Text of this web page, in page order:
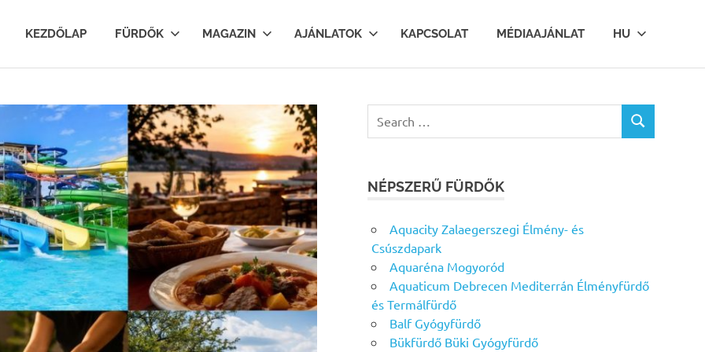
KEZDŐLAP FÜRDŐK MAGAZIN AJÁNLATOK KAPCSOLAT MÉDIAAJÁNLAT HU
for:
SEARCH
NÉPSZERŰ FÜRDŐK
Aquacity Zalaegerszegi Élmény- és
Csúszdapark
Aquaréna Mogyoród
Aquaticum Debrecen Mediterrán Élményfürdő
és Termálfürdő
Balf Gyógyfürdő
Bükfürdő Büki Gyógyfürdő